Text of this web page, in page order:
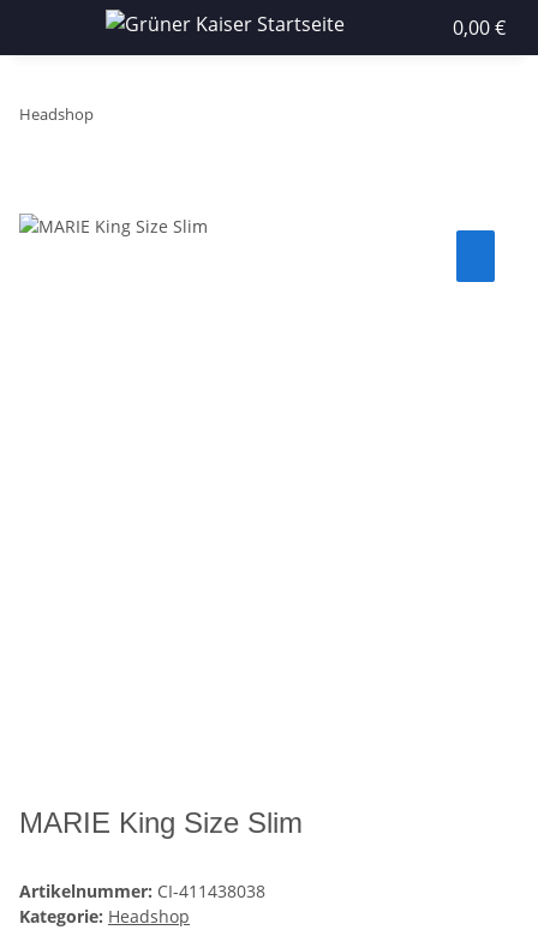
0,00 €
Headshop
MARIE King Size Slim
Artikelnummer: CI-411438038
Kategorie: Headshop